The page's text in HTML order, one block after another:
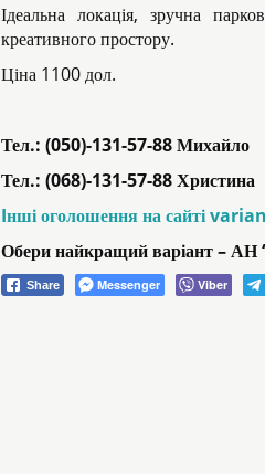
Ідеальна локація, зручна
креативного простору.
Ціна 1100 дол.
Тел.: (050)-131-57-88 Михайло
Тел.: (068)-131-57-88 Христина
Iнші оголошення на сайті
Обери найкращий варіант –
Share Messenger Viber